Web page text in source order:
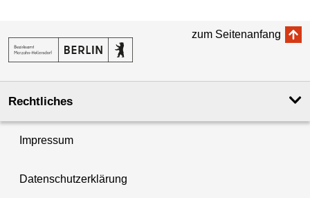
zum Seitenanfang
Rechtliches
Impressum
Datenschutzerklärung